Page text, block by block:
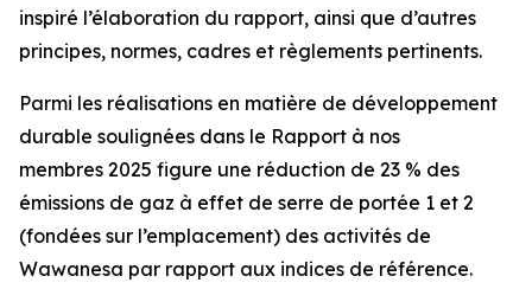
inspiré l’élaboration du rapport, ainsi que d’autres
principes, normes, cadres et règlements pertinents.
Parmi les réalisations en matière de développement
durable soulignées dans le Rapport à nos
membres 2025 figure une réduction de 23 % des
émissions de gaz à effet de serre de portée 1 et 2
(fondées sur l’emplacement) des activités de
Wawanesa par rapport aux indices de référence.